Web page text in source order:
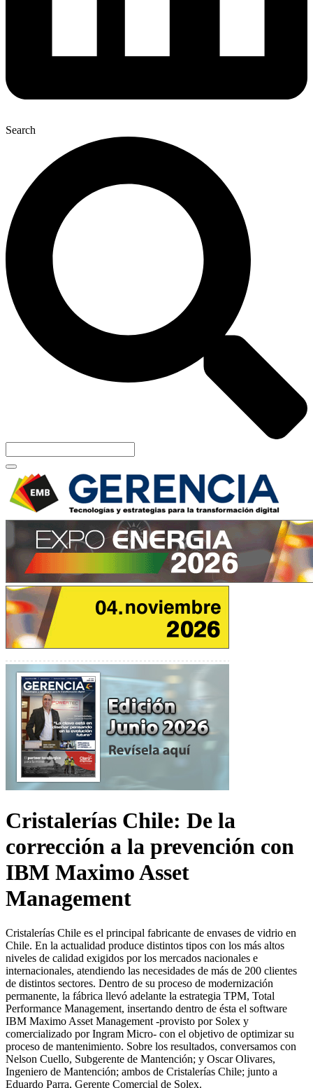
Search
Cristalerías Chile: De la
corrección a la prevención con
IBM Maximo Asset
Management
Cristalerías Chile es el principal fabricante de envases de vidrio en
Chile. En la actualidad produce distintos tipos con los más altos
niveles de calidad exigidos por los mercados nacionales e
internacionales, atendiendo las necesidades de más de 200 clientes
de distintos sectores. Dentro de su proceso de modernización
permanente, la fábrica llevó adelante la estrategia TPM, Total
Performance Management, insertando dentro de ésta el software
IBM Maximo Asset Management -provisto por Solex y
comercializado por Ingram Micro- con el objetivo de optimizar su
proceso de mantenimiento. Sobre los resultados, conversamos con
Nelson Cuello, Subgerente de Mantención; y Oscar Olivares,
Ingeniero de Mantención; ambos de Cristalerías Chile; junto a
Eduardo Parra, Gerente Comercial de Solex.